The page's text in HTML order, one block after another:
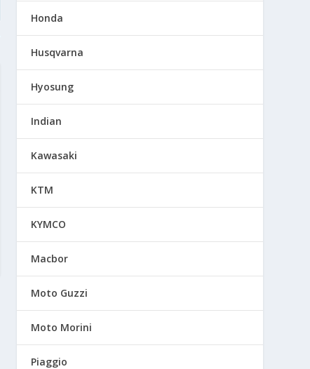
Honda
Husqvarna
Hyosung
Indian
Kawasaki
KTM
KYMCO
Macbor
Moto Guzzi
Moto Morini
Piaggio